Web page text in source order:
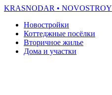
KRASNODAR • NOVOSTROY
Новостройки
Коттеджные посёлки
Вторичное жилье
Дома и участки